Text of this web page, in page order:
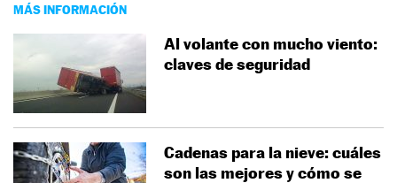
MÁS INFORMACIÓN
Al volante con mucho viento:
claves de seguridad
Cadenas para la nieve: cuáles
son las mejores y cómo se